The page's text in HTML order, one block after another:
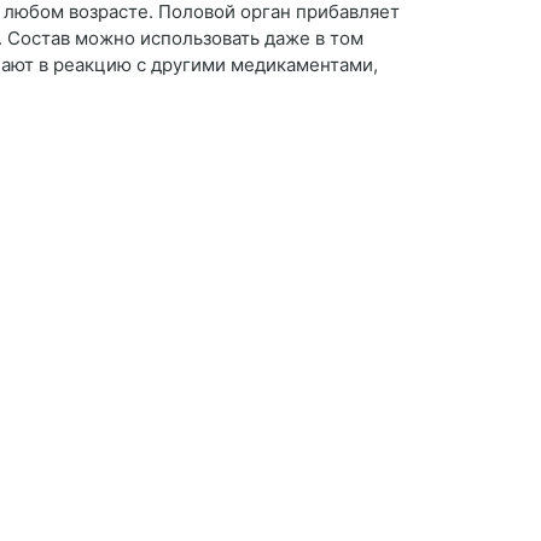
возрасте. Половой орган прибавляет
можно использовать даже в том
в реакцию с другими медикаментами,